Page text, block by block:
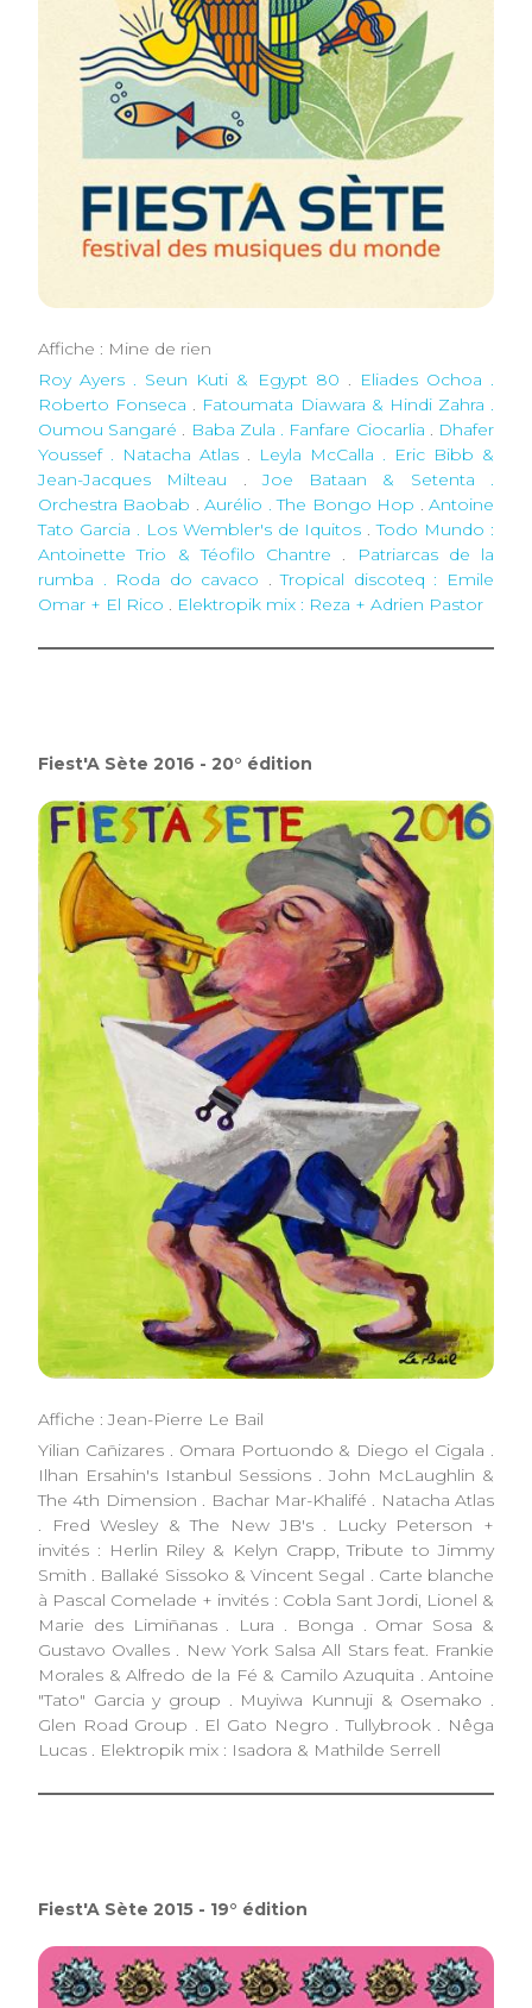
Affiche : Mine de rien
Roy Ayers . Seun Kuti & Egypt 80 . Eliades Ochoa .
Roberto Fonseca . Fatoumata Diawara & Hindi Zahra .
Oumou Sangaré . Baba Zula . Fanfare Ciocarlia . Dhafer
Youssef . Natacha Atlas . Leyla McCalla . Eric Bibb &
Jean-Jacques Milteau .Joe Bataan & Setenta .
Orchestra Baobab .Aurélio . The Bongo Hop .Antoine
Tato Garcia . Los Wembler's de Iquitos .Todo Mundo :
Antoinette Trio & Téofilo Chantre .
Patriarcas de la
rumba . Roda do cavaco .Tropical discoteq : Emile
Omar + El Rico . Elektropik mix : Reza + Adrien Pastor
Fiest'A Sète 2016 - 20° édition
Affiche : Jean-Pierre Le Bail
Yilian Cañizares . Omara Portuondo & Diego el Cigala .
Ilhan Ersahin's Istanbul Sessions . John McLaughlin &
The 4th Dimension . Bachar Mar-Khalifé . Natacha Atlas
. Fred Wesley & The New JB's . Lucky Peterson +
invités : Herlin Riley & Kelyn Crapp, Tribute to Jimmy
Smith . Ballaké Sissoko & Vincent Segal . Carte blanche
à Pascal Comelade + invités : Cobla Sant Jordi, Lionel &
Marie des Limiñanas . Lura . Bonga . Omar Sosa &
Gustavo Ovalles . New York Salsa All Stars feat. Frankie
Morales & Alfredo de la Fé & Camilo Azuquita . Antoine
"Tato" Garcia y group . Muyiwa Kunnuji & Osemako .
Glen Road Group . El Gato Negro . Tullybrook . Nêga
Lucas . Elektropik mix : Isadora & Mathilde Serrell
Fiest'A Sète 2015 - 19° édition